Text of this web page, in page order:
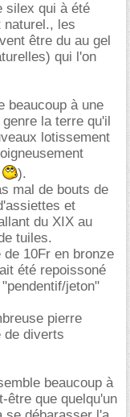
silex qui à été
naturel., les
être du au gel
qui l'on
beaucoup à une
la terre qu'il
lotissement
).
mal de bouts de
et
du XIX au
tuiles.
10Fr en bronze
été repoissoné
jeton"
pierre
de diverts
beaucoup à
être que quelqu'un